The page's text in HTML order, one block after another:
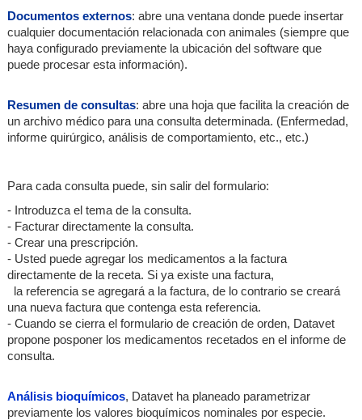
Documentos externos: abre una ventana donde puede insertar
cualquier documentación relacionada con animales (siempre que
haya configurado previamente la ubicación del software que
puede procesar esta información).
Resumen de consultas: abre una hoja que facilita la creación de
un archivo médico para una consulta determinada. (Enfermedad,
informe quirúrgico, análisis de comportamiento, etc., etc.)
Para cada consulta puede, sin salir del formulario:
- Introduzca el tema de la consulta.
- Facturar directamente la consulta.
- Crear una prescripción.
- Usted puede agregar los medicamentos a la factura
directamente de la receta. Si ya existe una factura,
la referencia se agregará a la factura, de lo contrario se creará
una nueva factura que contenga esta referencia.
- Cuando se cierra el formulario de creación de orden, Datavet
propone posponer los medicamentos recetados en el informe de
consulta.
Análisis bioquímicos, Datavet ha planeado parametrizar
previamente los valores bioquímicos nominales por especie.